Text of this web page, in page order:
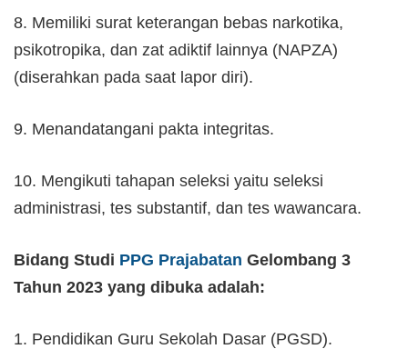
8. Memiliki surat keterangan bebas narkotika,
psikotropika, dan zat adiktif lainnya (NAPZA)
(diserahkan pada saat lapor diri).
9. Menandatangani pakta integritas.
10. Mengikuti tahapan seleksi yaitu seleksi
administrasi, tes substantif, dan tes wawancara.
Bidang Studi PPG Prajabatan Gelombang 3
Tahun 2023 yang dibuka adalah:
1. Pendidikan Guru Sekolah Dasar (PGSD).